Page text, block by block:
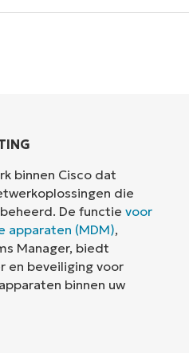
binnen Cisco dat
die
De functie voor
apparaten (MDM),
Manager, biedt
en beveiliging voor
binnen uw